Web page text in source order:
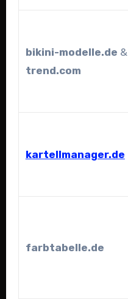
bikini-modelle.de &
trend.com
kartellmanager.de
farbtabelle.de